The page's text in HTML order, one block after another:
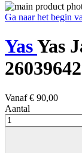
Ga naar het begin
YasYas
Vanaf € 90,00
Aantal